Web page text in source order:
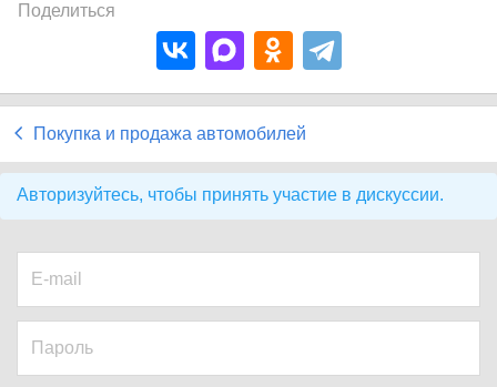
Поделиться
Покупка и продажа автомобилей
Авторизуйтесь, чтобы принять участие в дискуссии.